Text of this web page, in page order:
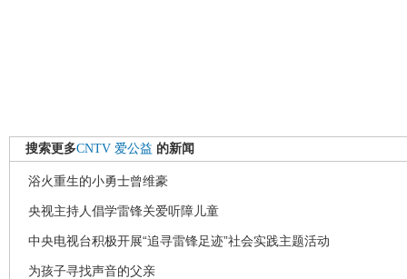
搜索更多CNTV 爱公益 的新闻
浴火重生的小勇士曾维豪
央视主持人倡学雷锋关爱听障儿童
中央电视台积极开展“追寻雷锋足迹”社会实践主题活动
为孩子寻找声音的父亲